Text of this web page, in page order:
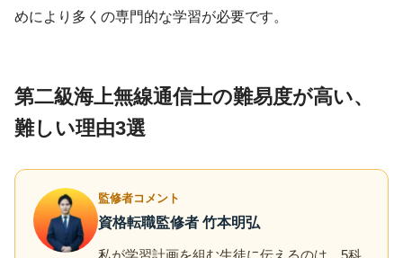
めにより多くの専門的な学習が必要です。
第二級海上無線通信士の難易度が高い、
難しい理由3選
監修者コメント
資格転職監修者 竹本明弘
私が学習計画を組む生徒に伝えるのは、5科